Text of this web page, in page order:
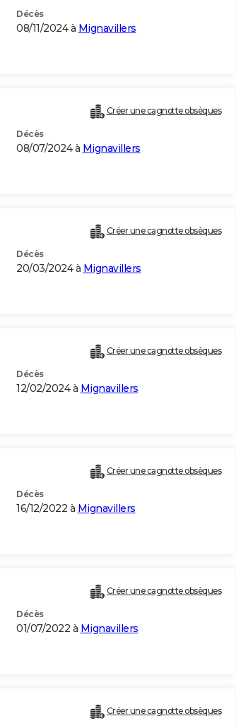
Décès
08/11/2024 à Mignavillers
Créer une cagnotte obsèques
Décès
08/07/2024 à Mignavillers
Créer une cagnotte obsèques
Décès
20/03/2024 à Mignavillers
Créer une cagnotte obsèques
Décès
12/02/2024 à Mignavillers
Créer une cagnotte obsèques
Décès
16/12/2022 à Mignavillers
Créer une cagnotte obsèques
Décès
01/07/2022 à Mignavillers
Créer une cagnotte obsèques